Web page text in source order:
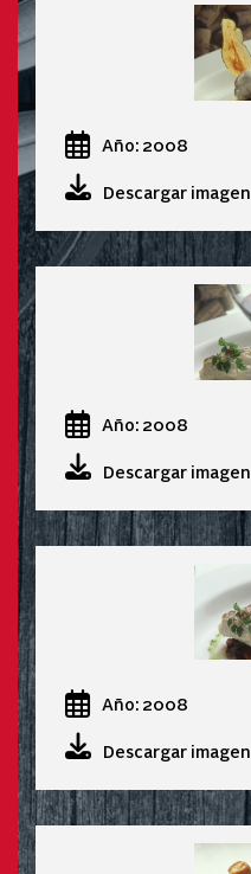
Año: 2008
Descargar imagen
Año: 2008
Descargar imagen
Año: 2008
Descargar imagen